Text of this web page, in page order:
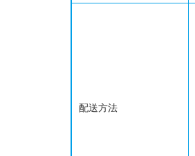
配送方法